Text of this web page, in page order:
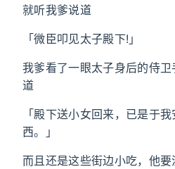
就听我爹说道
「微臣叩见太子殿下!」
我爹看了一眼太子身后的侍
道
「殿下送小女回来，已是于
西。」
而且还是这些街边小吃，他